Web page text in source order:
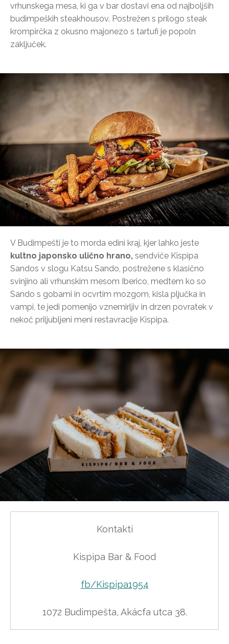
vrhunskega mesa, ki ga v bar dostavi ena od najboljših
budimpeških steakhousov. Postrežen s prilogo steak
krompirčka z okusno majonezo s tartufi je popoln
zaključek.
V Budimpešti je to morda edini kraj, kjer lahko jeste
kultno japonsko ulično hrano, sendviče Kispipa
Sandos v slogu Katsu Sando, postrežene s klasično
svinjino ali vrhunskim mesom Iberico, medtem ko so
Sando s gobami in ocvrtim mozgom, kisla pljučka in
vampi, te jedi pomenijo vznemirljiv in drzen povratek v
nekoč priljubljeni meni restavracije Kispipa.
Kontakti
Kispipa Bar & Food
fb/Kispipa1954
1072 Budimpešta, Akácfa utca 38.